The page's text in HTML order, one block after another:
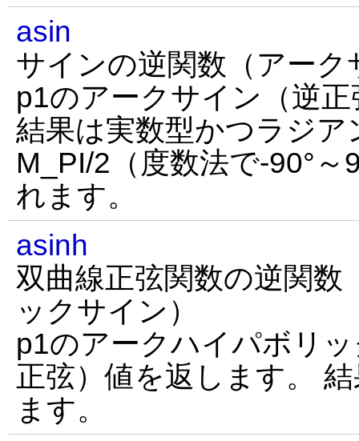
asin
サインの逆関数（アーク
p1のアークサイン（逆
結果は実数型かつラジア
M_PI/2（度数法で-90°
れます。
asinh
双曲線正弦関数の逆関数
ックサイン）
p1のアークハイパボリ
正弦）値を返します。
ます。